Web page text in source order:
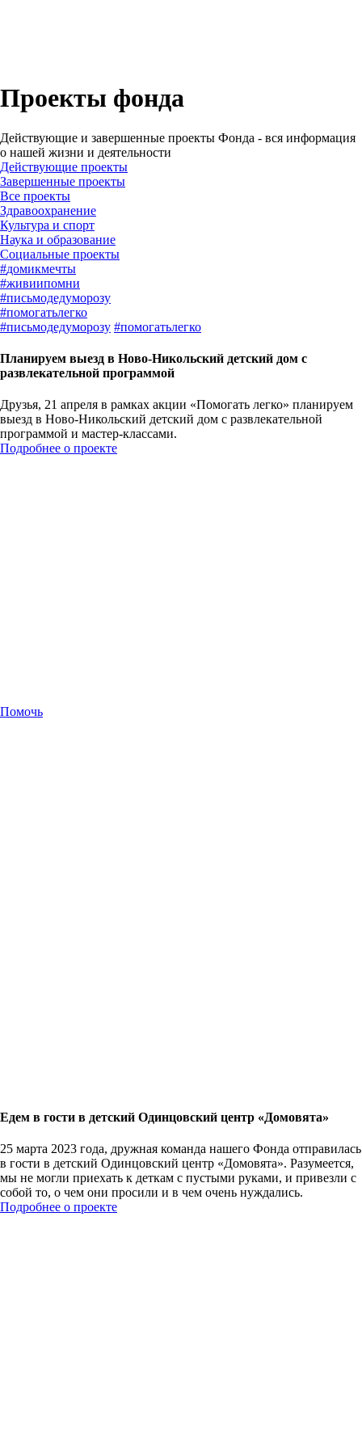
Проекты фонда
Действующие и завершенные проекты Фонда - вся информация
о нашей жизни и деятельности
Действующие проекты
Завершенные проекты
Все проекты
Здравоохранение
Культура и спорт
Наука и образование
Социальные проекты
#домикмечты
#живиипомни
#письмодедуморозу
#помогатьлегко
#письмодедуморозу #помогатьлегко
Планируем выезд в Ново-Никольский детский дом с
развлекательной программой
Друзья, 21 апреля в рамках акции «Помогать легко» планируем
выезд в Ново-Никольский детский дом с развлекательной
программой и мастер-классами.
Подробнее о проекте
Помочь
Едем в гости в детский Одинцовский центр «Домовята»
25 марта 2023 года, дружная команда нашего Фонда отправилась
в гости в детский Одинцовский центр «Домовята». Разумеется,
мы не могли приехать к деткам с пустыми руками, и привезли с
собой то, о чем они просили и в чем очень нуждались.
Подробнее о проекте